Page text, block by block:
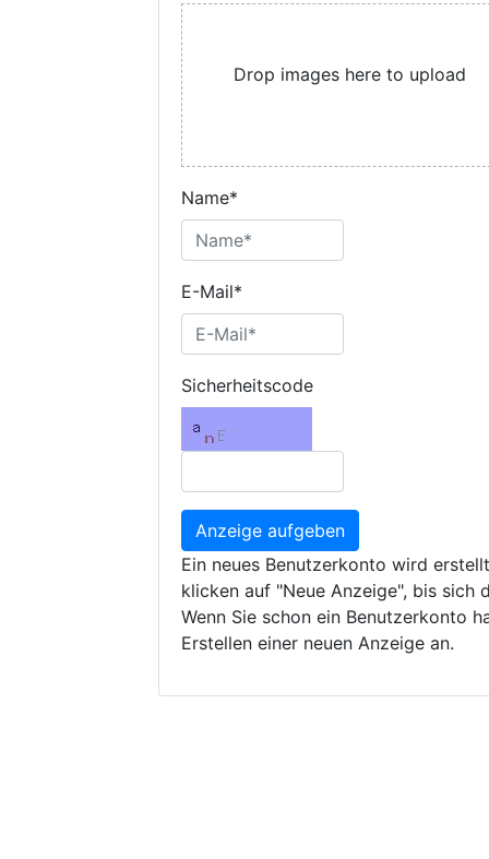
Drop images here to upload
Name*
E-Mail*
Sicherheitscode
Anzeige aufgeben
Ein neues Benutzerkonto wird
klicken auf "Neue Anzeige", bis sich
Wenn Sie schon ein Benutzerkonto
Erstellen einer neuen Anzeige an.